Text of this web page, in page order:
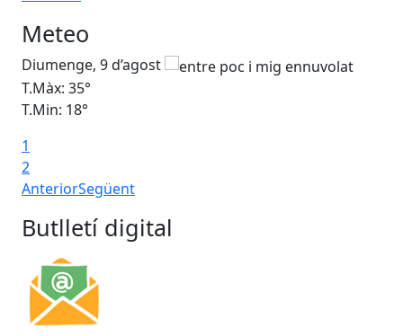
Meteo
Diumenge, 9 d’agost
T.Màx: 35°
T.Min: 18°
1
2
AnteriorSegüent
Butlletí digital